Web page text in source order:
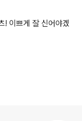
! 이쁘게 잘 신어야겠